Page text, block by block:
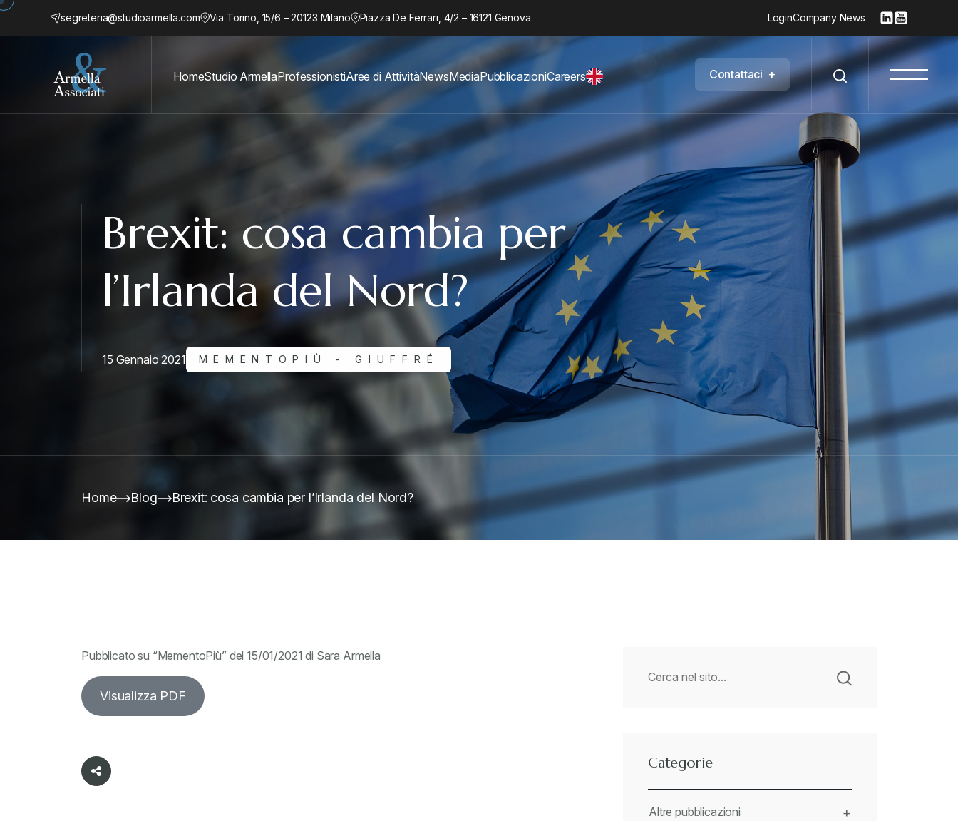
segreteria@studioarmella.com Via Torino, 15/6 – 20123 Milano Piazza De Ferrari, 4/2 – 16121 Genova LoginCompany News
HomeStudio ArmellaProfessionistiAree di AttivitàNewsMediaPubblicazioniCareers Contattaci +
Brexit: cosa cambia per
l’Irlanda del Nord?
15 Gennaio 2021 MEMENTOPIÙ - GIUFFRÉ
Home Blog Brexit: cosa cambia per l’Irlanda del Nord?
Pubblicato su “MementoPiù” del 15/01/2021 di Sara Armella
Visualizza PDF
Categorie
Altre pubblicazioni +